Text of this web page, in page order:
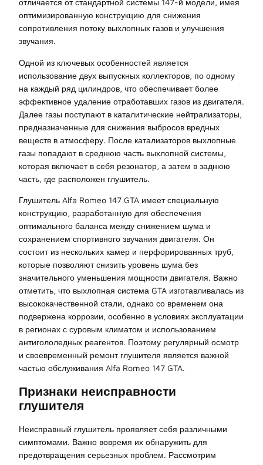
отличается от стандартной системы 147-й модели, имея
оптимизированную конструкцию для снижения
сопротивления потоку выхлопных газов и улучшения
звучания.
Одной из ключевых особенностей является
использование двух выпускных коллекторов, по одному
на каждый ряд цилиндров, что обеспечивает более
эффективное удаление отработавших газов из двигателя.
Далее газы поступают в каталитические нейтрализаторы,
предназначенные для снижения выбросов вредных
веществ в атмосферу. После катализаторов выхлопные
газы попадают в среднюю часть выхлопной системы,
которая включает в себя резонатор, а затем в заднюю
часть, где расположен глушитель.
Глушитель Alfa Romeo 147 GTA имеет специальную
конструкцию, разработанную для обеспечения
оптимального баланса между снижением шума и
сохранением спортивного звучания двигателя. Он
состоит из нескольких камер и перфорированных труб,
которые позволяют снизить уровень шума без
значительного уменьшения мощности двигателя. Важно
отметить, что выхлопная система GTA изготавливалась из
высококачественной стали, однако со временем она
подвержена коррозии, особенно в условиях эксплуатации
в регионах с суровым климатом и использованием
антигололедных реагентов. Поэтому регулярный осмотр
и своевременный ремонт глушителя является важной
частью обслуживания Alfa Romeo 147 GTA.
Признаки неисправности
глушителя
Неисправный глушитель проявляет себя различными
симптомами. Важно вовремя их обнаружить для
предотвращения серьезных проблем. Рассмотрим